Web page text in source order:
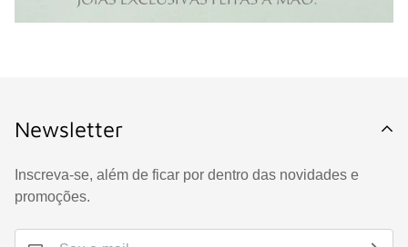
Newsletter
Inscreva-se, além de ficar por dentro das novidades e
promoções.